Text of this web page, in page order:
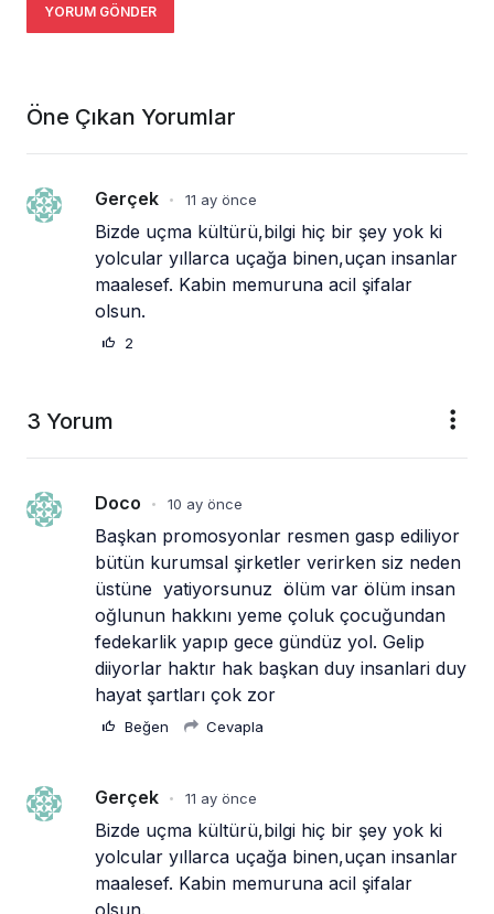
Öne Çıkan Yorumlar
Bizde uçma kültürü,bilgi hiç bir şey yok ki
olsun.
2
3 Yorum
Başkan promosyonlar resmen gasp ediliyor
oğlunun hakkını yeme çoluk çocuğundan
fedekarlik yapıp gece gündüz yol. Gelip
diiyorlar haktır hak başkan duy insanlari duy
hayat şartları çok zor
Beğen Cevapla
Gerçek 11 ay önce
Bizde uçma kültürü,bilgi hiç bir şey yok ki
olsun.
2 Cevapla
Erhan İnanç